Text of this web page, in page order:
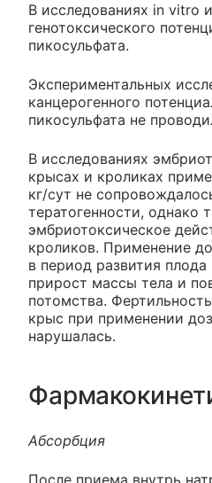
В исследованиях in vitro
генотоксического
пикосульфата.
Экспериментальных
канцерогенного
пикосульфата не
В исследованиях
крысах и кроликах
кг/сут не
тератогенности, однако
эмбриотоксическое
кроликов. Применение
в период развития
прирост массы тела и
потомства.
крыс при применении
нарушалась.
Абсорбция